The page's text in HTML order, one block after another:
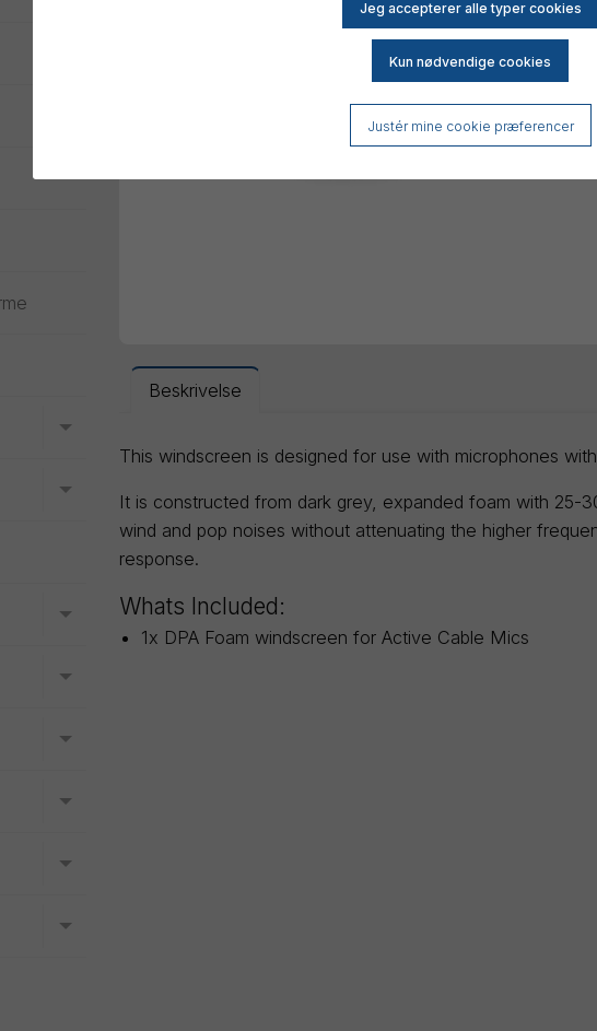
Justér mine cookie præferencer
Beskrivelse
This windscreen is designed for use with microphones
It is constructed from dark grey, expanded foam with 25-
wind and pop noises without attenuating the higher
response.
Whats Included:
1x DPA Foam windscreen for Active Cable Mics
Toggle menu
Toggle menu
Toggle menu
Toggle menu
Toggle menu
Toggle menu
Toggle menu
Toggle menu